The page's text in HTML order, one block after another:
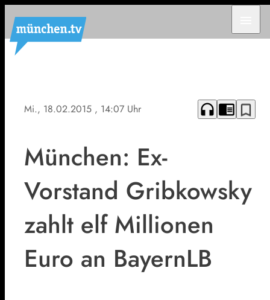
Mi., 18.02.2015 , 14:07 Uhr headphones chrome_reader_mode bookmark_border
München: Ex-
Vorstand Gribkowsky
zahlt elf Millionen
Euro an BayernLB